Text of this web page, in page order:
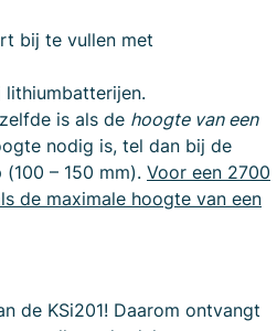
bij te vullen met
lithiumbatterijen.
is als de hoogte van een
nodig is, tel dan bij de
– 150 mm). Voor een 2700
de maximale hoogte van een
de KSi201! Daarom ontvangt